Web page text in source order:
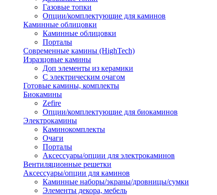
Газовые топки
Опции/комплектующие для каминов
Каминные облицовки
Каминные облицовки
Порталы
Современные камины (HighTech)
Изразцовые камины
Доп элементы из керамики
С электрическим очагом
Готовые камины, комплекты
Биокамины
Zefire
Опции/комплектующие для биокаминов
Электрокамины
Каминокомплекты
Очаги
Порталы
Аксессуары/опции для электрокаминов
Вентиляционные решетки
Аксессуары/опции для каминов
Каминные наборы/экраны/дровницы/сумки
Элементы декора, мебель